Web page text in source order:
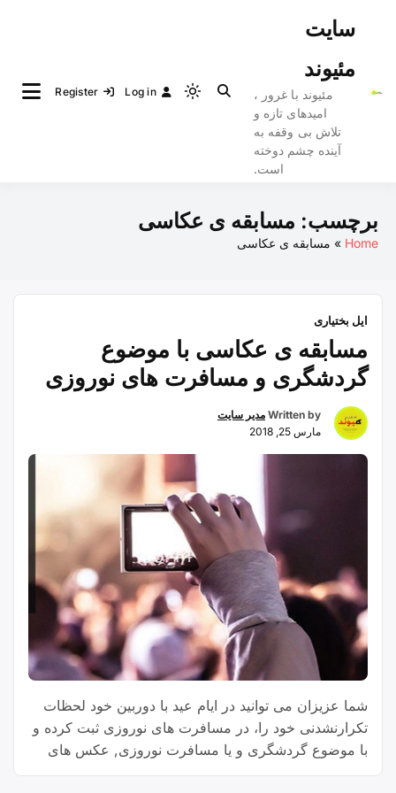
سایت
مئیوند
مئیوند با غرور ،
امیدهای تازه و
تلاش بی وقفه به
آینده چشم دوخته
است.
Light
to
dark)
Log in
Register
برچسب: مسابقه ی عکاسی
Home مسابقه ی عکاسی
ایل بختیاری
مسابقه ی عکاسی با موضوع
گردشگری و مسافرت های نوروزی
Written by مدیر سایت
مارس 25, 2018
شما عزیزان می توانید در ایام عید با دوربین خود لحظات
تکرارنشدنی خود را، در مسافرت های نوروزی ثبت کرده و
با موضوع گردشگری و یا مسافرت نوروزی, عکس های